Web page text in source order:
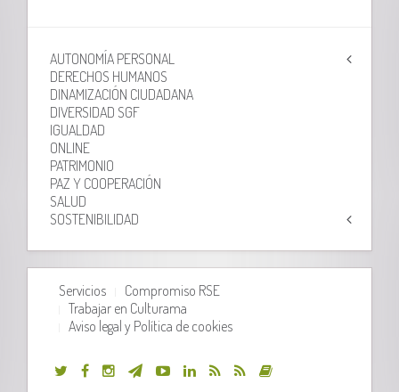
AUTONOMÍA PERSONAL
DERECHOS HUMANOS
DINAMIZACIÓN CIUDADANA
DIVERSIDAD SGF
IGUALDAD
ONLINE
PATRIMONIO
PAZ Y COOPERACIÓN
SALUD
SOSTENIBILIDAD
Servicios
Compromiso RSE
Trabajar en Culturama
Aviso legal y Política de cookies